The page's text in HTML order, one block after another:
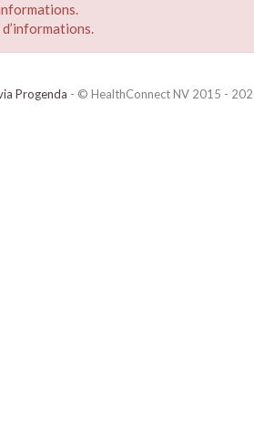
Progenda - © HealthConnect NV 2015 -